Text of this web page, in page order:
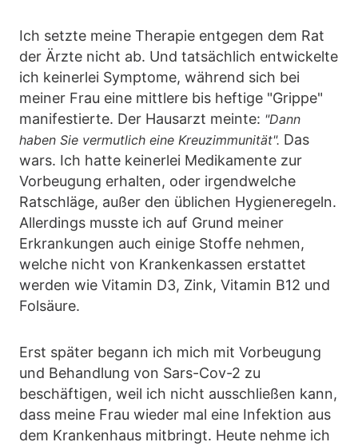
Ich setzte meine Therapie entgegen dem Rat
der Ärzte nicht ab. Und tatsächlich entwickelte
ich keinerlei Symptome, während sich bei
meiner Frau eine mittlere bis heftige "Grippe"
manifestierte. Der Hausarzt meinte: "Dann
haben Sie vermutlich eine Kreuzimmunität". Das
wars. Ich hatte keinerlei Medikamente zur
Vorbeugung erhalten, oder irgendwelche
Ratschläge, außer den üblichen Hygieneregeln.
Allerdings musste ich auf Grund meiner
Erkrankungen auch einige Stoffe nehmen,
welche nicht von Krankenkassen erstattet
werden wie Vitamin D3, Zink, Vitamin B12 und
Folsäure.
Erst später begann ich mich mit Vorbeugung
und Behandlung von Sars-Cov-2 zu
beschäftigen, weil ich nicht ausschließen kann,
dass meine Frau wieder mal eine Infektion aus
dem Krankenhaus mitbringt. Heute nehme ich